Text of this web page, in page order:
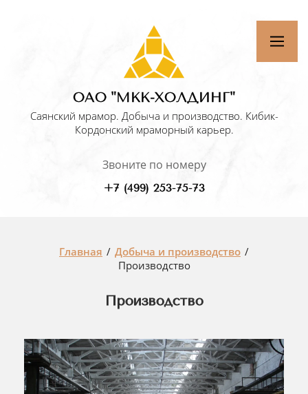
ОАО "МКК-ХОЛДИНГ"
Саянский мрамор. Добыча и производство. Кибик-
Кордонский мраморный карьер.
Звоните по номеру
+7 (499) 253-75-73
Главная / Добыча и производство /
Производство
Производство